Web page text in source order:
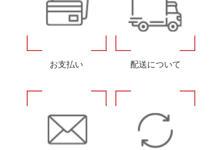
お支払い 配送について